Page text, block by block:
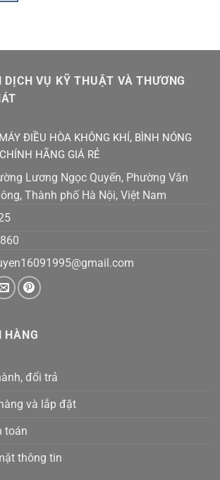
DỊCH VỤ KỸ THUẬT VÀ THƯƠNG
ĐIỀU HÒA KHÔNG KHÍ, BÌNH NÓNG
HÃNG GIÁ RẺ
Lương Ngọc Quyến, Phường Văn
Thành phố Hà Nội, Việt Nam
m
HÀNG
đổi trả
và lắp đặt
toán
thông tin